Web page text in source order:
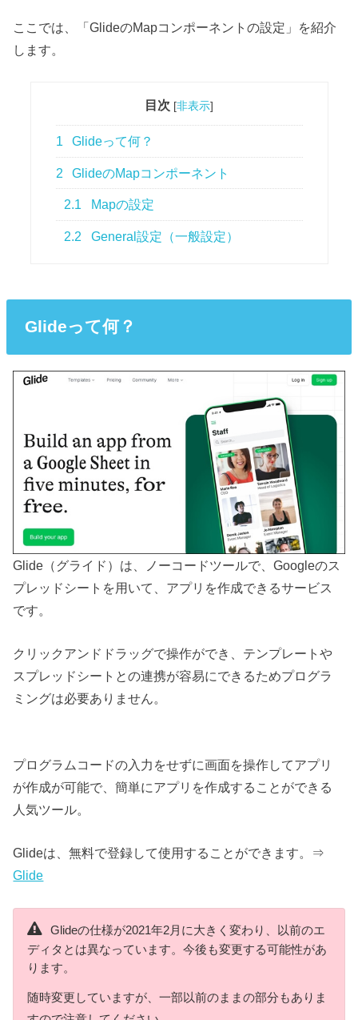
ここでは、「GlideのMapコンポーネントの設定」を紹介
します。
目次 [非表示]
1 Glideって何？
2 GlideのMapコンポーネント
2.1 Mapの設定
2.2 General設定（一般設定）
Glideって何？
Glide（グライド）は、ノーコードツールで、Googleのス
プレッドシートを用いて、アプリを作成できるサービス
です。
クリックアンドドラッグで操作ができ、テンプレートや
スプレッドシートとの連携が容易にできるためプログラ
ミングは必要ありません。
プログラムコードの入力をせずに画面を操作してアプリ
が作成が可能で、簡単にアプリを作成することができる
人気ツール。
Glideは、無料で登録して使用することができます。⇒
Glide
Glideの仕様が2021年2月に大きく変わり、以前のエ
ディタとは異なっています。今後も変更する可能性があ
ります。
随時変更していますが、一部以前のままの部分もありま